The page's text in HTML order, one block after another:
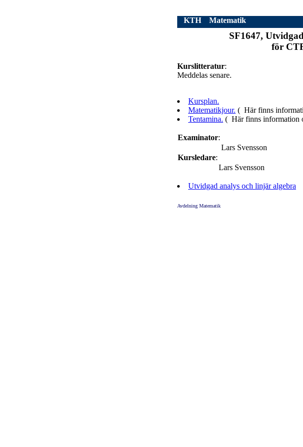
KTH Matematik
SF1647,
för
Kurslitteratur:
Meddelas senare.
Kursplan.
Matematikjour. ( Här finns
Tentamina. ( Här finns information
Examinator:
Lars Svensson
Kursledare:
Lars Svensson
Utvidgad analys och linjär algebra
Avdelning Matematik